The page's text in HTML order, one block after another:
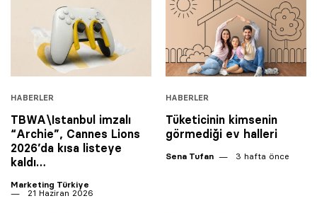
HABERLER
TBWA\Istanbul imzalı
“Archie”, Cannes Lions
2026’da kısa listeye
kaldı…
Marketing Türkiye
21 Haziran 2026
HABERLER
Tüketicinin kimsenin
görmediği ev halleri
Sena Tufan 3 hafta önce